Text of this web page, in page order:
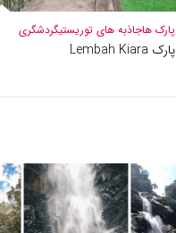
پارک هاجاذبه های توریستیگردشگری
پارک Lembah Kiara